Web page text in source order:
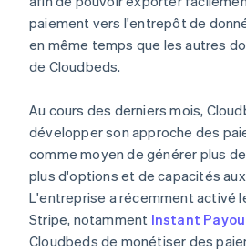
paiement vers l'entrepôt de
en même temps que les autres
de Cloudbeds.
Au cours des derniers mois,
développer son approche des
comme moyen de générer plus
plus d'options et de capacités
L'entreprise a récemment activé
Stripe, notamment Instant
Cloudbeds de monétiser des